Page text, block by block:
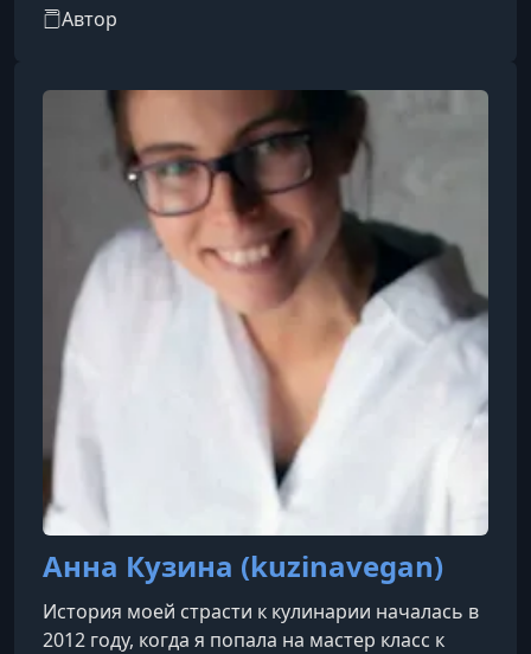
ароматерапия, арт-терапия,
Основоположник в странах Бенилюкса
одновременного сочетания сразу нескольких
форм лечения, таких как: ароматерапия,
изобразительное искусство, музыка и
психотерапия; По её методике работают
многие центры гериатрической и
паллиативной
Автор
Анна Кузина (kuzinavegan)
История моей страсти к кулинарии началась в
2012 году, когда я попала на мастер класс к